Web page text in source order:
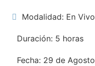
Modalidad: En Vivo
Duración: 5 horas
Fecha: 29 de Agosto